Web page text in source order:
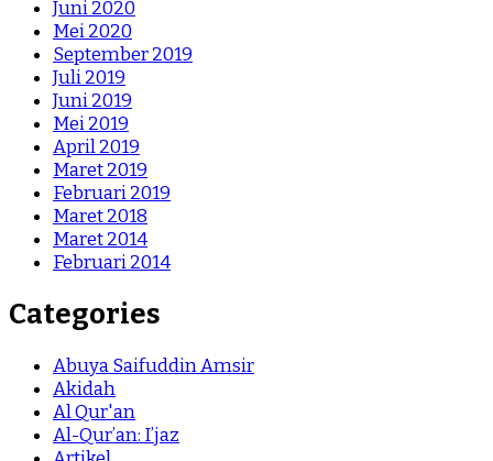
Juni 2020
Mei 2020
September 2019
Juli 2019
Juni 2019
Mei 2019
April 2019
Maret 2019
Februari 2019
Maret 2018
Maret 2014
Februari 2014
Categories
Abuya Saifuddin Amsir
Akidah
Al Qur'an
Al-Qur’an: I’jaz